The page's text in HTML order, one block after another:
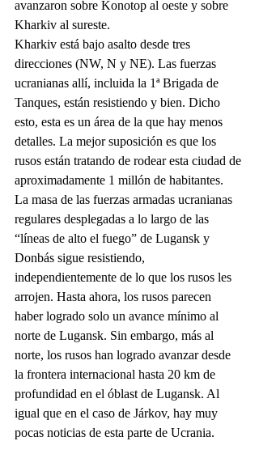
avanzaron sobre Konotop al oeste y sobre
Kharkiv al sureste.
Kharkiv está bajo asalto desde tres
direcciones (NW, N y NE). Las fuerzas
ucranianas allí, incluida la 1ª Brigada de
Tanques, están resistiendo y bien. Dicho
esto, esta es un área de la que hay menos
detalles. La mejor suposición es que los
rusos están tratando de rodear esta ciudad de
aproximadamente 1 millón de habitantes.
La masa de las fuerzas armadas ucranianas
regulares desplegadas a lo largo de las
“líneas de alto el fuego” de Lugansk y
Donbás sigue resistiendo,
independientemente de lo que los rusos les
arrojen. Hasta ahora, los rusos parecen
haber logrado solo un avance mínimo al
norte de Lugansk. Sin embargo, más al
norte, los rusos han logrado avanzar desde
la frontera internacional hasta 20 km de
profundidad en el óblast de Lugansk. Al
igual que en el caso de Járkov, hay muy
pocas noticias de esta parte de Ucrania.